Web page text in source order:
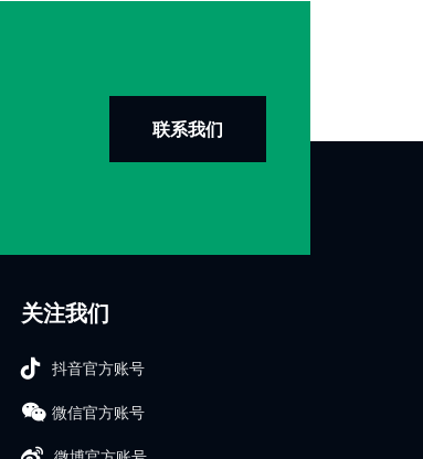
联系我们
关注我们
抖音官方账号
微信官方账号